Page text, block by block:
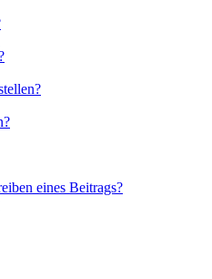
eines Beitrags?